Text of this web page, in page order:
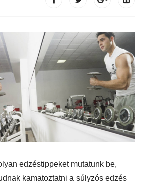
edzéstippeket mutatunk be,
kamatoztatni a súlyzós edzés